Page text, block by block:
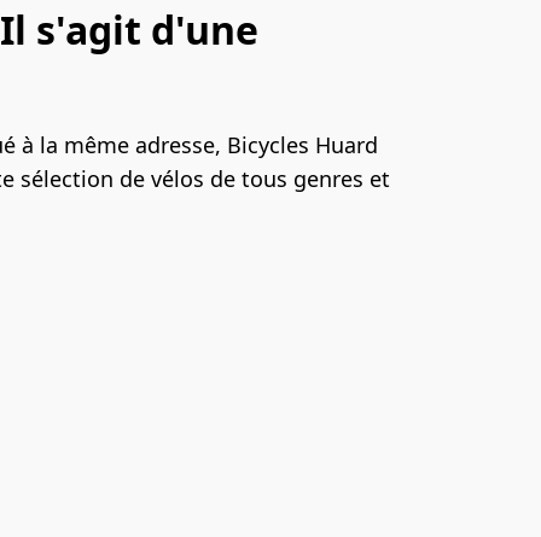
Il s'agit d'une
à la même adresse, Bicycles Huard
sélection de vélos de tous genres et